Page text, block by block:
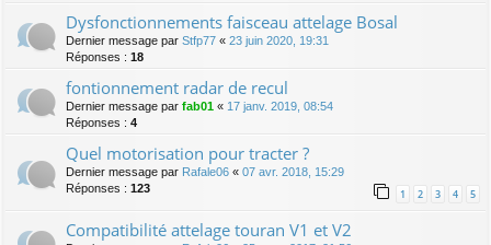
Dysfonctionnements faisceau attelage Bosal
Dernier message par Stfp77 « 23 juin 2020, 19:31
Réponses : 18
fontionnement radar de recul
Dernier message par fab01 « 17 janv. 2019, 08:54
Réponses : 4
Quel motorisation pour tracter ?
Dernier message par Rafale06 « 07 avr. 2018, 15:29
Réponses : 123 1 2 3 4 5
Compatibilité attelage touran V1 et V2